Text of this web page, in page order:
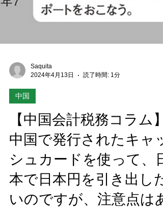
Saquita
2024年4月13日
読了時間: 1分
中国
【中国会計税務コラム】
中国で発行されたキャッ